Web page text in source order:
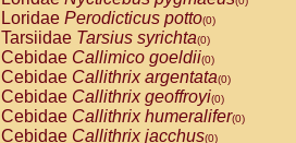
PitheciidaeCallicebus cupreus
PitheciidaeCallicebus donacophilus
PitheciidaeCallicebus moloch
PitheciidaeCallicebus torquatus
PitheciidaeCallicebusspp.(0)
PitheciidaeChiropotes satanas(0)
PitheciidaePithecia monachus
Loridae Perodicticus potto(0)
Tarsiidae Tarsius syrichta(0)
Cebidae Callimico goeldii(0)
Cebidae Callithrix argentata(0)
Cebidae Callithrix geoffroyi(0)
Cebidae Callithrix humeralifer(0)
Cebidae Callithrix jacchus(0)